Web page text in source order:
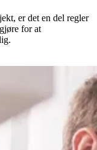
er det en del regler
for at